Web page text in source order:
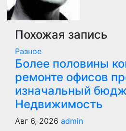
Похожая запись
Разное
Более половины
ремонте офисов
изначальный
Недвижимость
Авг 6, 2026 admin